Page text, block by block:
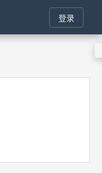
登录